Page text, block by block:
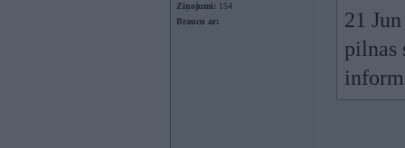
Ziņojumi: 154
Braucu ar:
21
pilnas